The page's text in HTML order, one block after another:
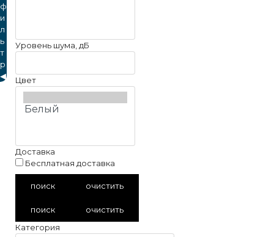
Уровень шума, дБ
Цвет
Доставка
Бесплатная доставка
поиск очистить
поиск
очистить
Категория
ф
и
л
ь
т
р
◀